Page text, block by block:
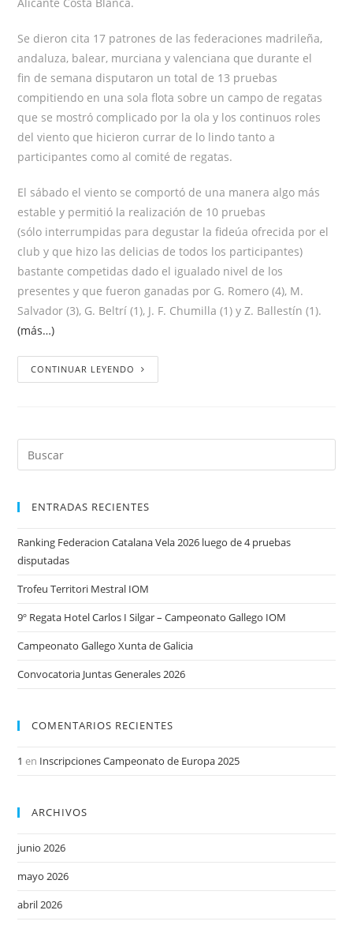
Se dieron cita 17 patrones de las federaciones madrileña,
andaluza, balear, murciana y valenciana que durante el
fin de semana disputaron un total de 13 pruebas
compitiendo en una sola flota sobre un campo de regatas
que se mostró complicado por la ola y los continuos roles
del viento que hicieron currar de lo lindo tanto a
participantes como al comité de regatas.
El sábado el viento se comportó de una manera algo más
estable y permitió la realización de 10 pruebas
(sólo interrumpidas para degustar la fideúa ofrecida por el
club y que hizo las delicias de todos los participantes)
bastante competidas dado el igualado nivel de los
presentes y que fueron ganadas por G. Romero (4), M.
Salvador (3), G. Beltrí (1), J. F. Chumilla (1) y Z. Ballestín (1).
(más…)
CONTINUAR LEYENDO
ENTRADAS RECIENTES
Ranking Federacion Catalana Vela 2026 luego de 4 pruebas
disputadas
Trofeu Territori Mestral IOM
9º Regata Hotel Carlos I Silgar – Campeonato Gallego IOM
Campeonato Gallego Xunta de Galicia
Convocatoria Juntas Generales 2026
COMENTARIOS RECIENTES
1 en Inscripciones Campeonato de Europa 2025
ARCHIVOS
junio 2026
mayo 2026
abril 2026